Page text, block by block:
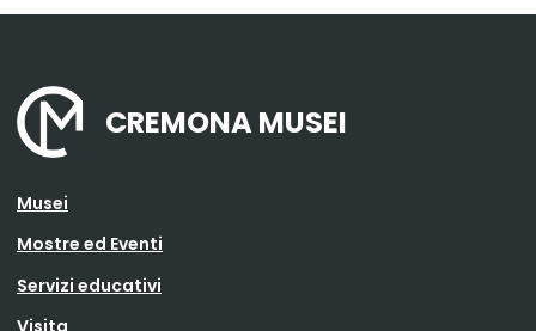
CREMONA MUSEI
Musei
Mostre ed Eventi
Servizi educativi
Visita